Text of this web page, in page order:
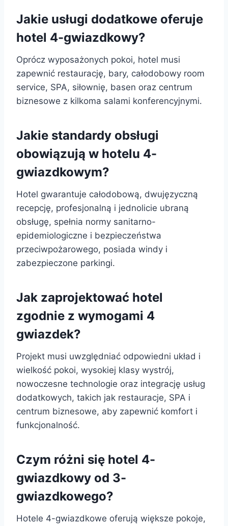
Jakie usługi dodatkowe oferuje
hotel 4-gwiazdkowy?
Oprócz wyposażonych pokoi, hotel musi
zapewnić restaurację, bary, całodobowy room
service, SPA, siłownię, basen oraz centrum
biznesowe z kilkoma salami konferencyjnymi.
Jakie standardy obsługi
obowiązują w hotelu 4-
gwiazdkowym?
Hotel gwarantuje całodobową, dwujęzyczną
recepcję, profesjonalną i jednolicie ubraną
obsługę, spełnia normy sanitarno-
epidemiologiczne i bezpieczeństwa
przeciwpożarowego, posiada windy i
zabezpieczone parkingi.
Jak zaprojektować hotel
zgodnie z wymogami 4
gwiazdek?
Projekt musi uwzględniać odpowiedni układ i
wielkość pokoi, wysokiej klasy wystrój,
nowoczesne technologie oraz integrację usług
dodatkowych, takich jak restauracje, SPA i
centrum biznesowe, aby zapewnić komfort i
funkcjonalność.
Czym różni się hotel 4-
gwiazdkowy od 3-
gwiazdkowego?
Hotele 4-gwiazdkowe oferują większe pokoje,